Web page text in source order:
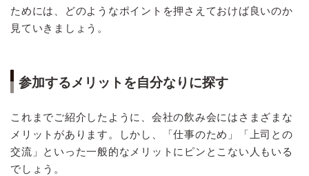
ためには、どのようなポイントを押さえておけば良いのか
見ていきましょう。
参加するメリットを自分なりに探す
これまでご紹介したように、会社の飲み会にはさまざまな
メリットがあります。しかし、「仕事のため」「上司との
交流」といった一般的なメリットにピンとこない人もいる
でしょう。